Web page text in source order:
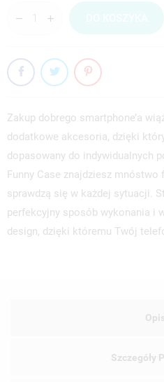
Zakup dobrego smartphone’a
dodatkowe akcesoria, dzięki
dopasowany do indywidualnych
Funny Case znajdziesz mnóstwo
sprawdzą się w każdej sytuacji.
perfekcyjny sposób wykonania i
design, dzięki któremu Twój
Opis
Szczegóły